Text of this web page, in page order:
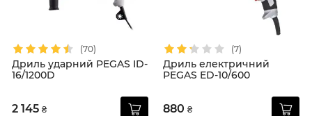
(70)
Дриль ударний PEGAS ID-
16/1200D
2 145 ₴
(7)
Дриль електричний
PEGAS ED-10/600
880 ₴